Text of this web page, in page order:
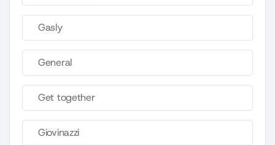
Gasly
General
Get together
Giovinazzi